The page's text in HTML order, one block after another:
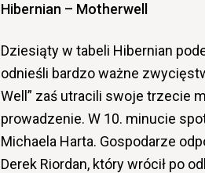
Hibernian – Motherwell
Dziesiąty w tabeli Hibernian
odnieśli bardzo ważne
Well” zaś utracili swoje trzecie
prowadzenie. W 10. minucie
Michaela Harta. Gospodarze
Derek Riordan, który wrócił po